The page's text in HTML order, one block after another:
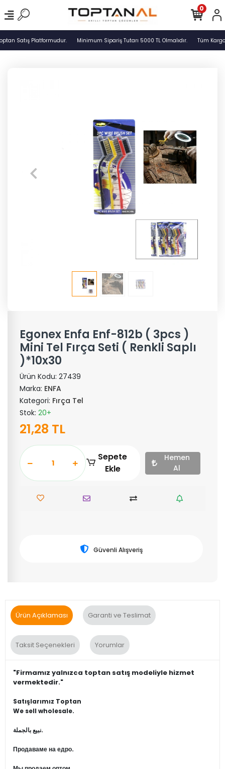
Satış Platformudur. Minimum Sipariş Tutarı 5000 TL Olmalıdır. Tüm
0
Egonex Enfa Enf-812b ( 3pcs )
Mini Tel Fırça Seti ( Renkli Saplı
)*10x30
Ürün Kodu: 27439
Marka: ENFA
Kategori: Fırça Tel
Stok: 20+
21,28 TL
Sepete
Ekle
Hemen
Al
Güvenli Alışveriş
Ürün Açıklaması Garanti ve Teslimat
Taksit Seçenekleri Yorumlar
"Firmamız yalnızca toptan satış modeliyle hizmet
vermektedir."
Satışlarımız Toptan
We sell wholesale.
نبيع بالجملة.
Продаваме на едро.